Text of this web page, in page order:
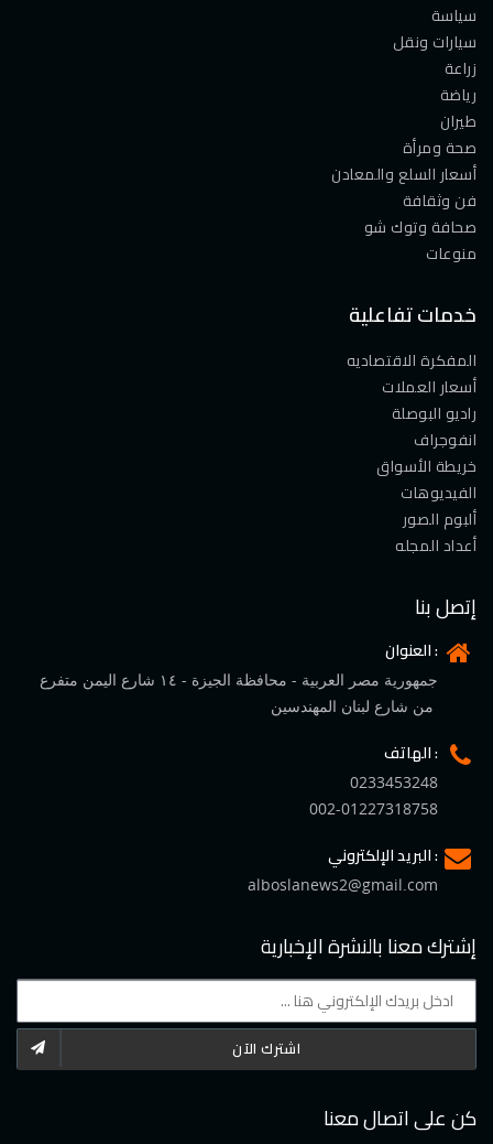
سياسة
سيارات ونقل
زراعة
رياضة
طيران
صحة ومرأة
أسعار السلع والمعادن
فن وثقافة
صحافة وتوك شو
منوعات
خدمات تفاعلية
المفكرة الاقتصاديه
أسعار العملات
راديو البوصلة
انفوجراف
خريطة الأسواق
الفيديوهات
ألبوم الصور
أعداد المجله
إتصل بنا
العنوان :
جمهورية مصر العربية - محافظة الجيزة - ١٤ شارع اليمن متفرع
الهاتف :
0233453248
002-01227318758
البريد الإلكتروني :
alboslanews2@gmail.com
إشترك معنا بالنشرة الإخبارية
اشترك الآن
كن على اتصال معنا